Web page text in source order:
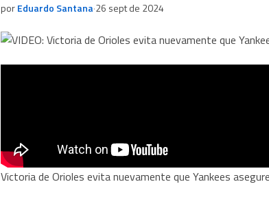
porEduardo Santana·26 sept de 2024
Victoria de Orioles evita nuevamente que Yankees